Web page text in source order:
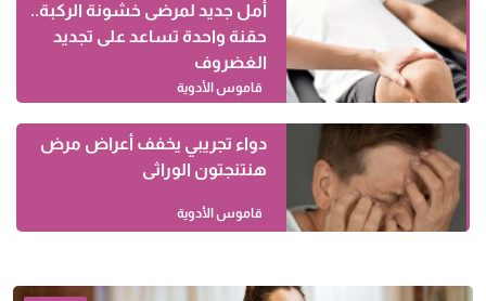
أمل جديد لمرضى خشونة الركبة..
حقنة واحدة تساعد على تجديد
الغضروف
قاموس الأدوية
دواء تجريبي يخفف أعراض مرض
هنتنجتون الوراثى
قاموس الأدوية